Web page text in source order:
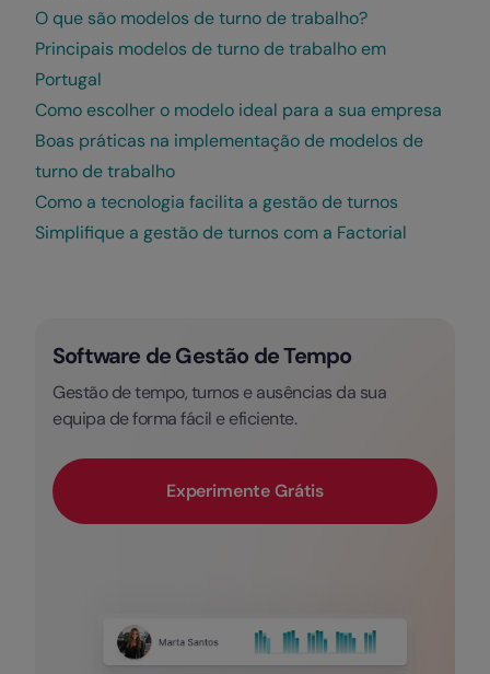
O que são modelos de turno de trabalho?
Principais modelos de turno de trabalho em
Portugal
Como escolher o modelo ideal para a sua empresa
Boas práticas na implementação de modelos de
turno de trabalho
Como a tecnologia facilita a gestão de turnos
Simplifique a gestão de turnos com a Factorial
Software de Gestão de Tempo
Gestão de tempo, turnos e ausências da sua
equipa de forma fácil e eficiente.
Experimente Grátis